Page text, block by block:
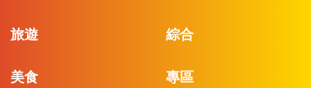
旅遊 綜合
美食 專區